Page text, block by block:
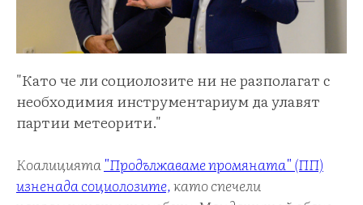
"Като че ли социолозите ни не разполагат с
необходимия инструментариум да улавят
партии метеорити."
Коалицията"Продължаваме промяната" (ПП)
изненада социолозите,като спечели